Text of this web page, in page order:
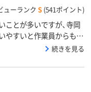
ューランク S (541ポイント)
ことが多いですが、寺岡
やすいと作業員からも評
続きを見る